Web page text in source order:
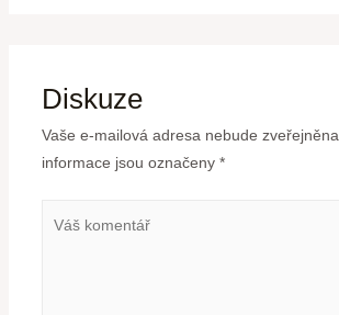
Diskuze
Vaše e-mailová adresa nebude zveřejněna.
informace jsou označeny *